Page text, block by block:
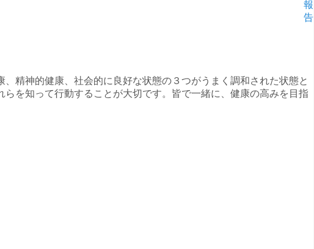
報
告
精神的健康、社会的に良好な状態の３つがうまく調和された状態と
を知って行動することが大切です。皆で一緒に、健康の高みを目指